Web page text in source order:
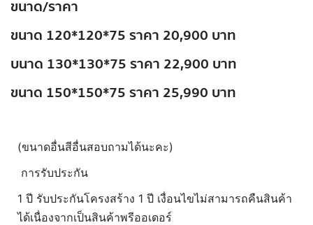
ขนาด/ราคา
ขนาด 120*120*75 ราคา 20,900 บาท
บนาด 130*130*75 ราคา 22,900 บาท
ขนาด 150*150*75 ราคา 25,990 บาท
(ขนาดอื่นสีอื่นสอบถามได้นะคะ)
การรับประกัน
1 ปี รับประกันโครงสร้าง 1 ปี เงื่อนไขไม่สามารถคืนสินค้า
ได้เนื่องจากเป็นสินค้าพรีออเดอร์